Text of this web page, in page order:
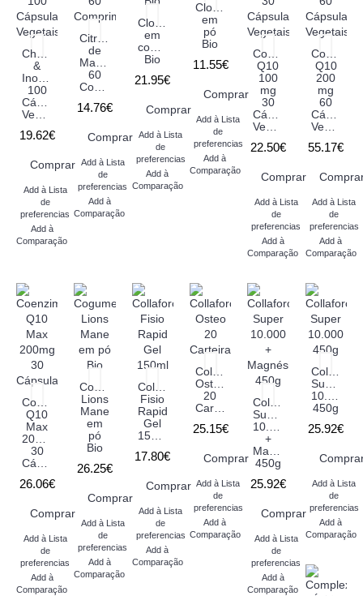
Choline
&
Inositol
100
Cápsulas
Vegetais
19.62€
Comprar
Add à Lista
de
preferencias
Add à
Comparação
Citrato
de
Magnésio
60
Comprimidos
14.76€
Comprar
Add à Lista
de
preferencias
Add à
Comparação
Clorela
em
comprimidos
Bio
21.95€
Comprar
Add à Lista
de
preferencias
Add à
Comparação
Clorela
em
pó
Bio
11.55€
Comprar
Add à Lista
de
preferencias
Add à
Comparação
Coenzima
Q10
100
mg
30
Cápsulas
Vegetais
22.50€
Comprar
Add à Lista
de
preferencias
Add à
Comparação
Coenzima
Q10
200
mg
60
Cápsulas
Vegetais
55.17€
Add à Lista
de
preferencias
Add à
Comparação
Coenzima
Q10
Max
200mg
30
Cápsulas
26.06€
Comprar
Add à Lista
de
preferencias
Add à
Comparação
Cogumelo
Lions
Mane
em
pó
Bio
26.25€
Comprar
Add à Lista
de
preferencias
Add à
Comparação
Collaforce
Fisio
Rapid
Gel
150ml
17.80€
Comprar
Add à Lista
de
preferencias
Add à
Comparação
Collaforce
Osteo
20
Carteiras
25.15€
Comprar
Add à Lista
de
preferencias
Add à
Comparação
Collaforce
Super
10.000
+
Magnésio
450g
25.92€
Comprar
Add à Lista
de
preferencias
Add à
Comparação
Collaforce
Super
10.000
450g
25.92€
Add à Lista
de
preferencias
Add à
Comparação